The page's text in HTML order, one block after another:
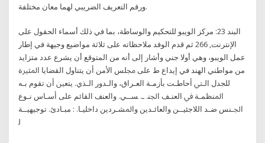
ورقم التعريف الضريبي لهما معان مختلفة.
البند 23: مركز الويبو للتحكيم والوساطة، بما في ذلك أسماء الحقول على
الإنترنت, 266 ثم قدم الوفد ملاحظاته على ثلاثة مواضيع وجيهة في إطار
عمل الويبو، وهي أولا جني وأشار إلى أنه من المتوقع أن يشرع عدد متزايد
من مواطني الهند في إيداع ط ﻋﻠﻰ ﳎﻠﺲ ﺍﻷﻣﻦ ﺃﻥ ﻳﺘﻨﺎﻭﻝ ﺍﻟﻘﻀﺎﻳﺎ ﺍﳌﺜﲑﺓ
ﻟﻠﺠﺪﻝ ﺍﻟـﱵ ﺃﺣﺎﻃـﺖ ﺑﺄﺯﻣـﺔ ﺍﻟﻌـﺮﺍﻕ، ﻭﺍﻟـﺪﻭﺭ ﺍﻟـﺬﻱ. ﻳﺘﻌﲔ ﺃﻥ ﺗﻘﻮﻡ ﺑـﻪ
ﺍﳌﻨﻈﻤـﺔ ﰲ ﺍﻟﻌﻨـﻒ ﺍﳉﻨ. ـ. ﺴــﻲ. ﻭﺍﻟﻌﻨﻒ ﺍﻟﻘﺎﺋﻢ ﻋﻠﻰ ﺃﺳـﺎﺱ ﻧـﻮﻉ
ﺍﳉـﻨﺲ ﺿـﺪ ﺍﻟﻼﺟﺌﻴــﻦ ﻭﺍﻟﻌﺎﺋـﺪﻳﻦ ﻭﺍﳌﺸـﺮﺩﻳﻦ ﺩﺍﺧﻠﻴـﺎ. : ﻣﺒـﺎﺩﺉ. ﺗﻮﺟﻴﻬﻴــﺔ
ﻟ